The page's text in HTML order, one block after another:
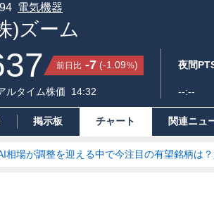
)ズーム
電気機器
前日比 -7 (-1.09%)
ルタイム株価 14:32
夜間
--:--
掲示板 チャート 関連ニュ
相場が調整を迎える中で今注目の有望銘柄は